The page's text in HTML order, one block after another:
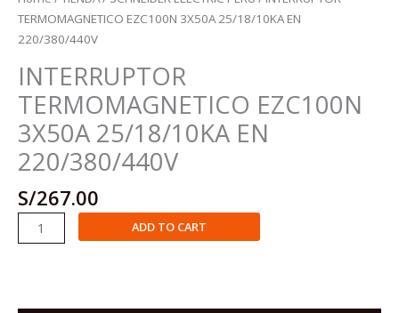
TERMOMAGNETICO EZC100N 3X50A 25/18/10KA EN
220/380/440V
INTERRUPTOR
TERMOMAGNETICO EZC100N
3X50A 25/18/10KA EN
220/380/440V
S/267.00
INTERRUPTOR
TERMOMAGNETICO
ADD TO CART